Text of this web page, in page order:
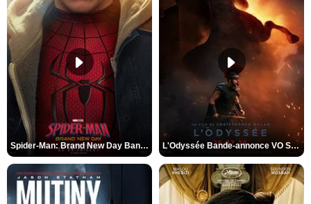
Spider-Man: Brand New Day Bande-annonce VO STFR L'Odyssée Bande-annonce VO STFR